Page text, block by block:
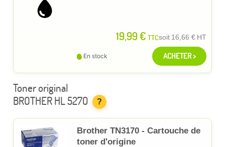
19,99 € TTCsoit 16,66 € HT
En stock ACHETER >
Toner original
BROTHER HL 5270
?
Brother TN3170 - Cartouche de
toner d'origine